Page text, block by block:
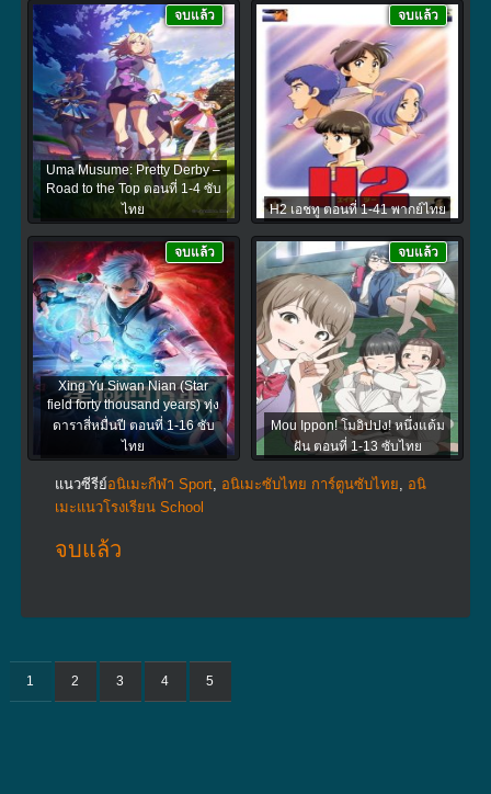
Uma Musume: Pretty Derby –
Road to the Top ตอนที่ 1-4 ซับ
ไทย
จบแล้ว
H2 เอชทู ตอนที่ 1-41 พากย์ไทย
จบแล้ว
Xing Yu Siwan Nian (Star
field forty thousand years) ทุ่ง
ดาราสี่หมื่นปี ตอนที่ 1-16 ซับ
ไทย
จบแล้ว
Mou Ippon! โมอิปปง! หนึ่งแต้ม
ฝัน ตอนที่ 1-13 ซับไทย
จบแล้ว
แนวซีรีย์อนิเมะกีฬา Sport, อนิเมะซับไทย การ์ตูนซับไทย, อนิ
เมะแนวโรงเรียน School
จบแล้ว
1 2 3 4 5